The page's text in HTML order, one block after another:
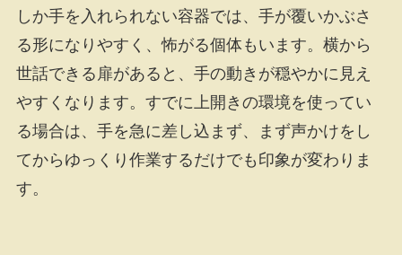
しか手を入れられない容器では、手が覆いかぶさ
る形になりやすく、怖がる個体もいます。横から
世話できる扉があると、手の動きが穏やかに見え
やすくなります。すでに上開きの環境を使ってい
る場合は、手を急に差し込まず、まず声かけをし
てからゆっくり作業するだけでも印象が変わりま
す。